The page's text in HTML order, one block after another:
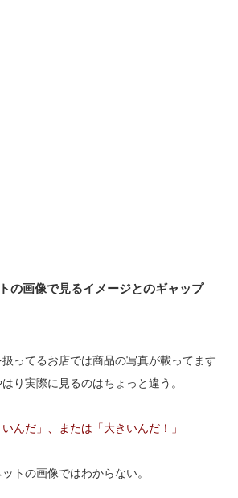
の画像で見るイメージとのギャップ
ってるお店では商品の写真が載ってます
り実際に見るのはちょっと違う。
んだ」、または「大きいんだ！」
トの画像ではわからない。